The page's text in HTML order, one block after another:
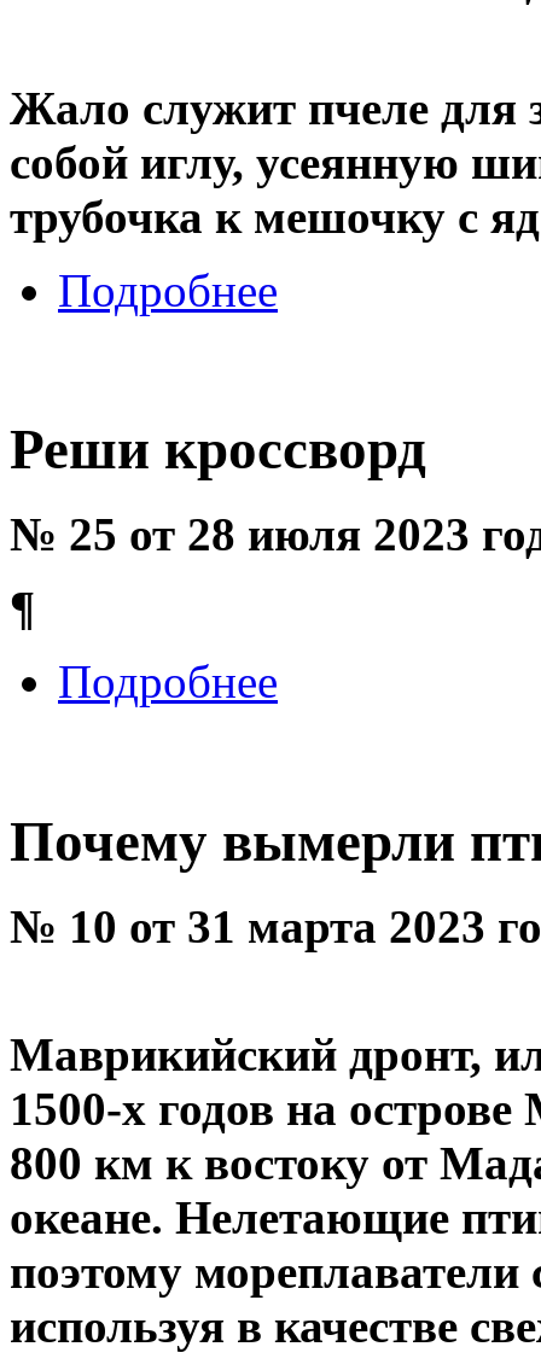
Жало служит пчеле для
собой иглу, усеянную
трубочка к мешочку с
Подробнее
Реши кроссворд
№ 25 от 28 июля 2023
¶
Подробнее
Почему вымерли
№ 10 от 31 марта 2023
Маврикийский дронт,
1500-х годов на
800 км к востоку от
океане. Нелетающие
поэтому
используя в качестве